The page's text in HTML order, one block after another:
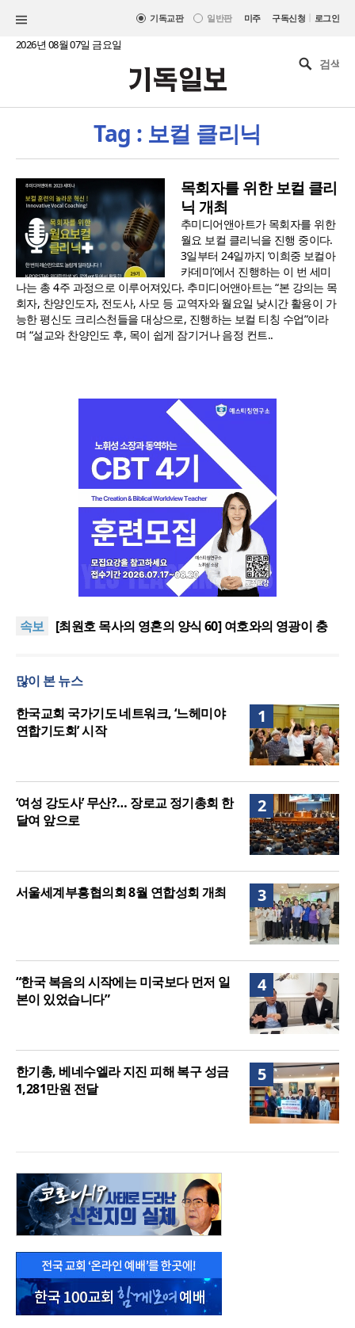
기독교판 일반판 미주 구독신청 | 로그인
2026년 08월 07일 금요일
Tag : 보컬 클리닉
목회자를 위한 보컬 클리
닉 개최
추미디어앤아트가 목회자를 위한
월요 보컬 클리닉을 진행 중이다.
3일부터 24일까지 ‘이희중 보컬아
카데미’에서 진행하는 이 번 세미
나는 총 4주 과정으로 이루어져있다. 추미디어앤아트는 “본 강의는 목
회자, 찬양인도자, 전도사, 사모 등 교역자와 월요일 낮시간 활용이 가
능한 평신도 크리스천들을 대상으로, 진행하는 보컬 티칭 수업”이라
며 “설교와 찬양인도 후, 목이 쉽게 잠기거나 음정 컨트..
속보
“킹스보이스오페라컴퍼니, 하나님의 목소리로 세상
매는 다를까?
[최원호 목사의 영혼의 양식 60] 여호와의 영광이 충
“킹스보이스오페라컴퍼니, 하나님의 목소리로 세상
[최원호 목사의 영혼의 양식 63] 말씀은 같은데 왜 열
매는 다를까?
많이 본 뉴스
1
한국교회 국가기도 네트워크, ‘느헤미야
연합기도회’ 시작
2
‘여성 강도사’ 무산?… 장로교 정기총회 한
달여 앞으로
3
서울세계부흥협의회 8월 연합성회 개최
4
“한국 복음의 시작에는 미국보다 먼저 일
본이 있었습니다”
5
한기총, 베네수엘라 지진 피해 복구 성금
1,281만원 전달